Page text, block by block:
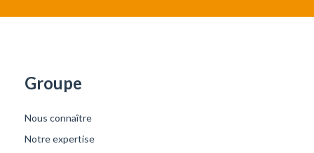
Groupe
Nous connaître
Notre expertise